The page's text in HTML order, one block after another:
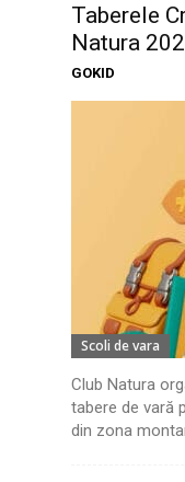
Taberele
Natura
GOKID
Scoli de vara
Club Natura
tabere de vară
din zona